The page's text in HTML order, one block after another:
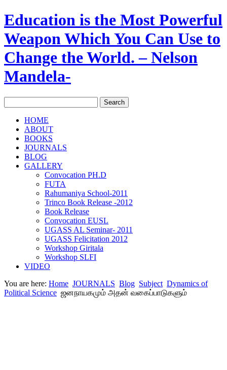
Education is the Most Powerful
Weapon Which You Can Use to
Change the World. – Nelson
Mandela-
HOME
ABOUT
BOOKS
JOURNALS
BLOG
GALLERY
Convocation PH.D
FUTA
Rahumaniya School-2011
Trinco Book Release -2012
Book Release
Convocation EUSL
UGASS AL Seminar- 2011
UGASS Felicitation 2012
Workshop Giritala
Workshop SLFI
VIDEO
You are here: Home JOURNALS Blog Subject Dynamics of
Political Science ஜனநாயகமும் அதன் வகைப்பாடுகளும்